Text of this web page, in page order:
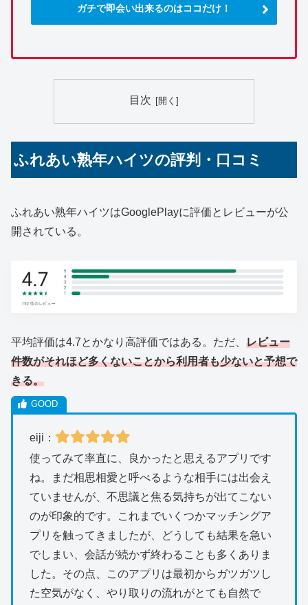
ガチで即会い出来るのはココだけ！
目次
ふれあい熟年ハイツの評判・口コミ
ふれあい熟年ハイツはGooglePlayに評価とレビューが公
開されている。
平均評価は4.7とかなり高評価ではある。ただ、 レビュー
件数がそれほど多くないことから利用者も少ないと予想で
きる。
eiji：
使ってみて率直に、良かったと思えるアプリです
ね。まだ相思相愛と呼べるような相手には出会え
ていませんが、不思議と焦る気持ちが出てこない
のが印象的です。これまでいくつかマッチングア
プリを触ってきましたが、どうしても結果を急い
でしまい、会話が続かず終わることも多くありま
した。その点、このアプリは最初からガツガツし
た空気がなく、やり取りの流れがとても自然で